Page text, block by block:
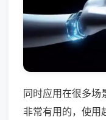
同时应用在很多场
非常有用的，使用